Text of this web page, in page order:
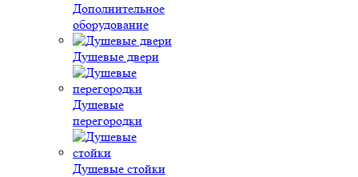
Дополнительное
оборудование
Душевые двери
Душевые
перегородки
Душевые стойки